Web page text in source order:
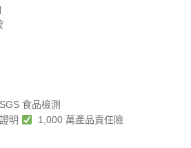
食品檢測
明
1,000 萬產品責任險